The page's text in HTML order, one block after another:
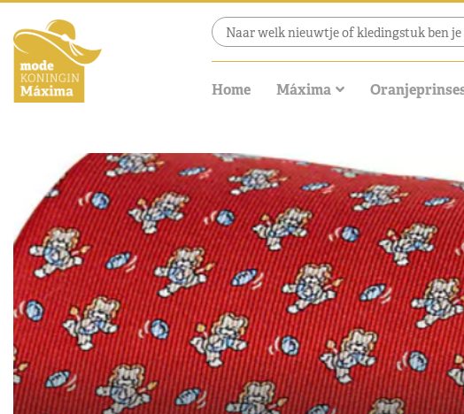
Home Máxima